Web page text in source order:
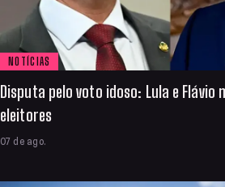
NOTÍCIAS
Disputa pelo voto idoso: Lula e Flávio
eleitores
07 de ago.